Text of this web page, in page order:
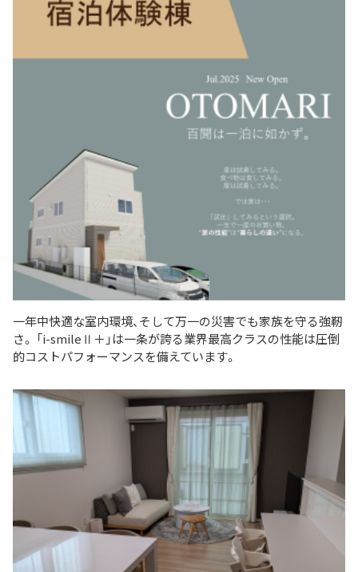
一年中快適な室内環境、そして万一の災害でも家族を守る強靭
さ。 「i-smileⅡ＋」は一条が誇る業界最高クラスの性能は圧倒
的コストパフォーマンスを備えています。